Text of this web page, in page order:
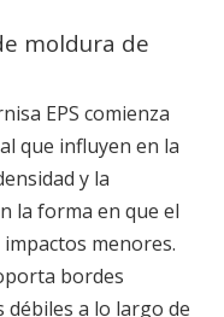
moldura de
EPS comienza
que influyen en la
y la
la forma en que el
menores.
bordes
a lo largo de